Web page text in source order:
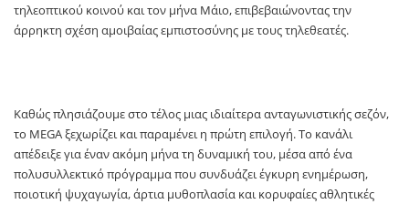
τηλεοπτικού κοινού και τον μήνα Μάιο, επιβεβαιώνοντας την
άρρηκτη σχέση αμοιβαίας εμπιστοσύνης με τους τηλεθεατές.
Καθώς πλησιάζουμε στο τέλος μιας ιδιαίτερα ανταγωνιστικής σεζόν,
το MEGA ξεχωρίζει και παραμένει η πρώτη επιλογή. Το κανάλι
απέδειξε για έναν ακόμη μήνα τη δυναμική του, μέσα από ένα
πολυσυλλεκτικό πρόγραμμα που συνδυάζει έγκυρη ενημέρωση,
ποιοτική ψυχαγωγία, άρτια μυθοπλασία και κορυφαίες αθλητικές